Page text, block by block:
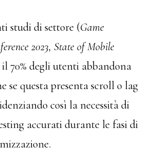
studi di settore (Game
2023, State of Mobile
70% degli utenti abbandona
se questa presenta scroll o lag
così la necessità di
accurati durante le fasi di